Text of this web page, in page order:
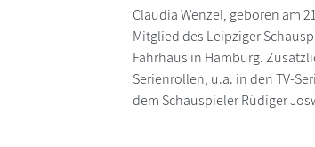
Claudia Wenzel, geboren am
Mitglied des Leipziger
Fährhaus in Hamburg.
Serienrollen, u.a. in den TV-
dem Schauspieler Rüdiger